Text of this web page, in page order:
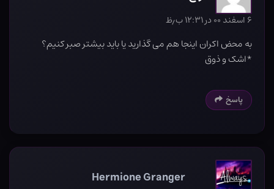
۶ اسفند ۰۰ در ۱۲:۳۱ ب٫ظ
به محض اکران اینجا هم می گذارید یا باید بیشتر صبر کنیم؟
*اشک و ذوق
پاسخ
Hermione Granger